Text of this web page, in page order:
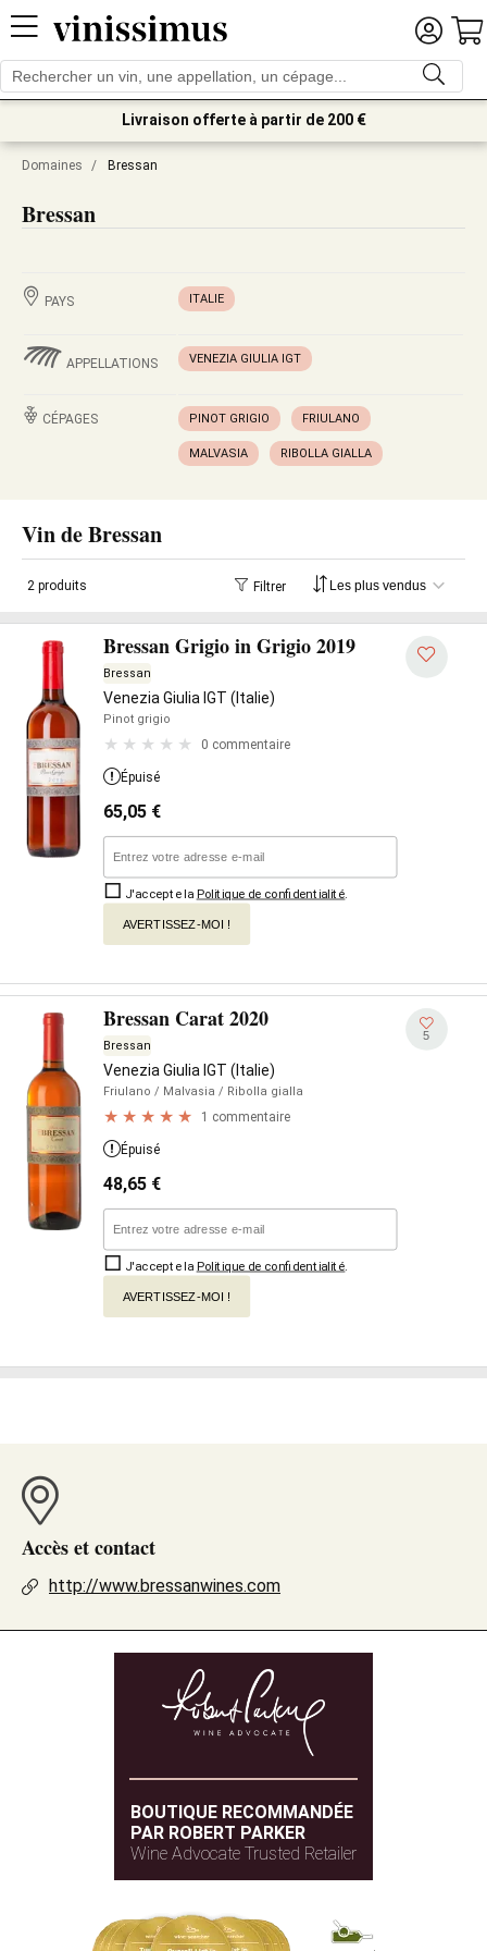
Livraison offerte à partir de 200 €
Domaines / Bressan
Bressan
PAYS ITALIE
APPELLATIONS VENEZIA GIULIA IGT
CÉPAGES PINOT GRIGIO FRIULANO
MALVASIA RIBOLLA GIALLA
Vin de Bressan
2 produits Filtrer
Bressan Grigio in Grigio 2019
Bressan
Venezia Giulia IGT (Italie)
Pinot grigio
0 commentaire
Épuisé
65,05 €
J'accepte la Politique de confidentialité
AVERTISSEZ-MOI !
Bressan Carat 2020
Bressan
Venezia Giulia IGT (Italie)
Friulano / Malvasia / Ribolla gialla
1 commentaire
5
Épuisé
48,65 €
J'accepte la Politique de confidentialité
AVERTISSEZ-MOI !
Accès et contact
http://www.bressanwines.com
BOUTIQUE RECOMMANDÉE
PAR ROBERT PARKER
Wine Advocate Trusted Retailer